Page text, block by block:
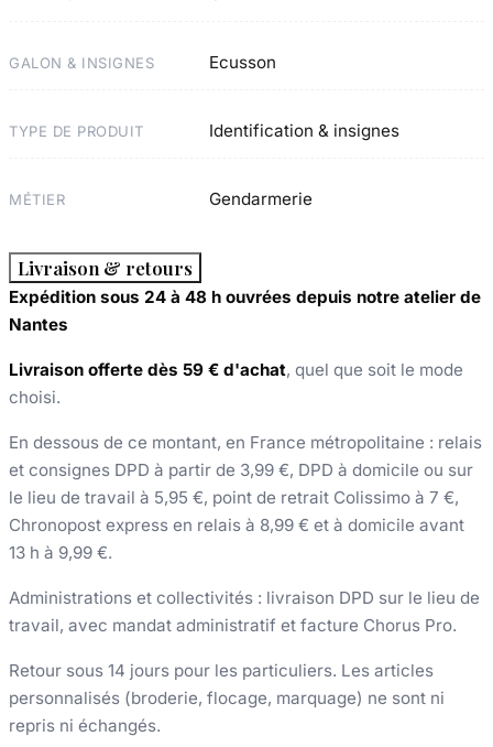
GALON & INSIGNES Ecusson
TYPE DE PRODUIT Identification & insignes
MÉTIER Gendarmerie
Livraison & retours
Expédition sous 24 à 48 h ouvrées depuis notre atelier de
Nantes
Livraison offerte dès 59 € d'achat, quel que soit le mode
choisi.
En dessous de ce montant, en France métropolitaine : relais
et consignes DPD à partir de 3,99 €, DPD à domicile ou sur
le lieu de travail à 5,95 €, point de retrait Colissimo à 7 €,
Chronopost express en relais à 8,99 € et à domicile avant
13 h à 9,99 €.
Administrations et collectivités : livraison DPD sur le lieu de
travail, avec mandat administratif et facture Chorus Pro.
Retour sous 14 jours pour les particuliers. Les articles
personnalisés (broderie, flocage, marquage) ne sont ni
repris ni échangés.